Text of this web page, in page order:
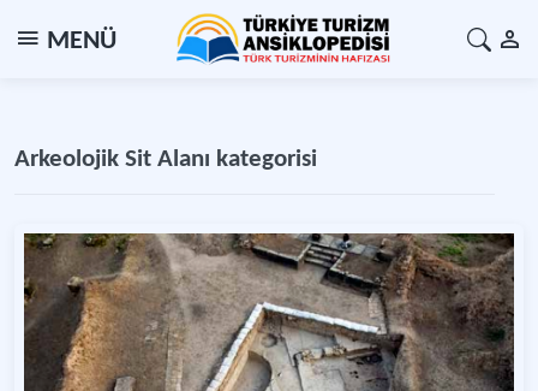
MENÜ
Arkeolojik Sit Alanı kategorisi